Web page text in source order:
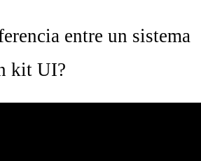
entre un sistema
kit UI?